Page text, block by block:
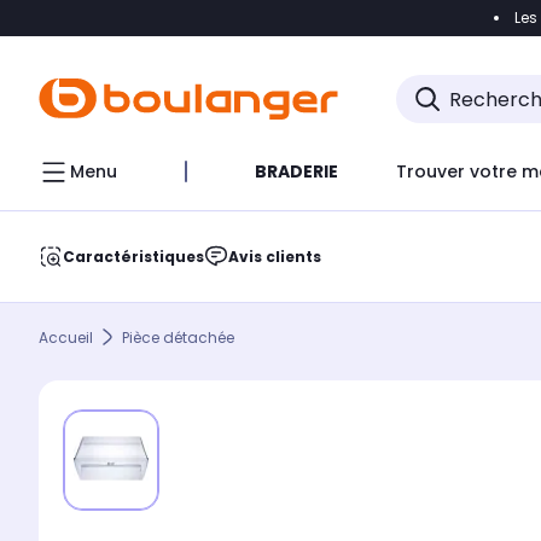
Accéder
Menu BRADERIE Trouver votre
Caractéristiques Avis clients
Accueil Pièce détachée